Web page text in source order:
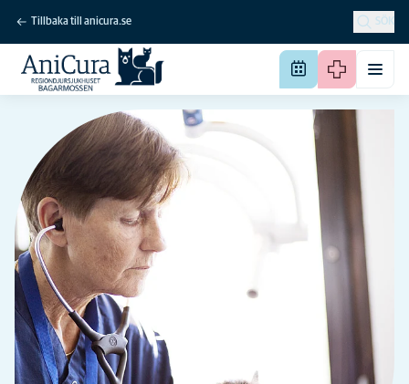
Tillbaka till anicura.se SÖK